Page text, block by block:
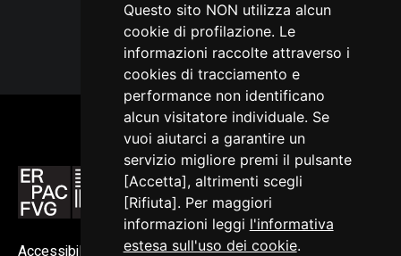
Questo sito NON utilizza alcun
cookie di profilazione. Le
informazioni raccolte attraverso i
cookies di tracciamento e
performance non identificano
alcun visitatore individuale. Se
vuoi aiutarci a garantire un
servizio migliore premi il pulsante
[Accetta], altrimenti scegli
[Rifiuta]. Per maggiori
informazioni leggi l'informativa
estesa sull'uso dei cookie.
Accessibilità